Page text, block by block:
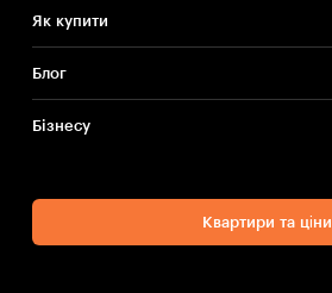
Як купити
Блог
Бiзнесу
Квартири та ціни